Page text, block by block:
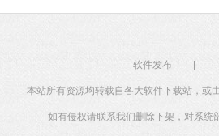
软件发布
本站所有资源均转载自各大软件下载站，或
如有侵权请联系我们删除下架，对系